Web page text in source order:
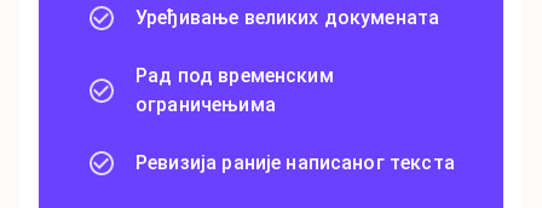
Уређивање великих докумената
Рад под временским
ограничењима
Ревизија раније написаног текста